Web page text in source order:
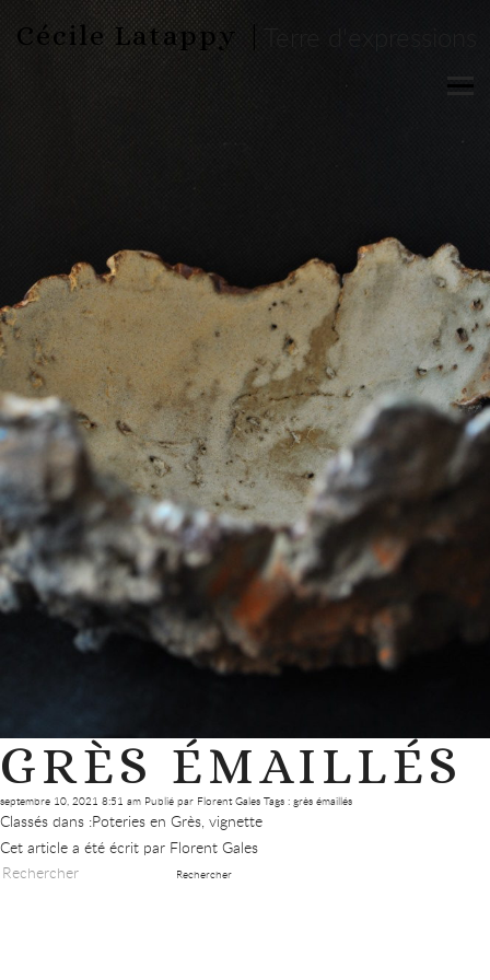
Cécile Latappy |
GRÈS ÉMAILLÉS
septembre 10, 2021 8:51 am Publié par Florent Gales Tags : grès émaillés
Classés dans :Poteries en Grès vignette
Cet article a été écrit par Florent Gales
Rechercher